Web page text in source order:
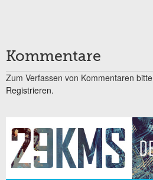
Kommentare
Zum Verfassen von Kommentaren bitte
Registrieren.